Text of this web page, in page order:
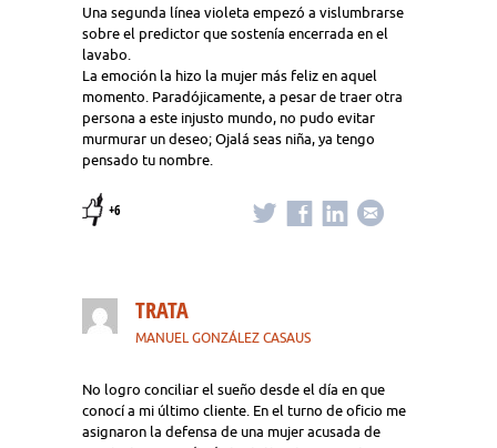
Una segunda línea violeta empezó a vislumbrarse
sobre el predictor que sostenía encerrada en el
lavabo.
La emoción la hizo la mujer más feliz en aquel
momento. Paradójicamente, a pesar de traer otra
persona a este injusto mundo, no pudo evitar
murmurar un deseo; Ojalá seas niña, ya tengo
pensado tu nombre.
+6
TRATA
MANUEL GONZÁLEZ CASAUS
No logro conciliar el sueño desde el día en que
conocí a mi último cliente. En el turno de oficio me
asignaron la defensa de una mujer acusada de